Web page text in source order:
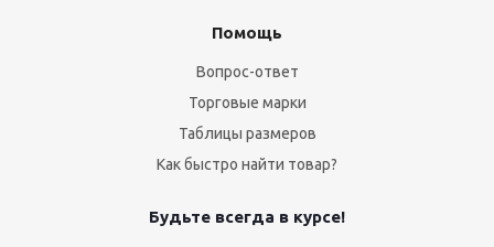
Помощь
Вопрос-ответ
Торговые марки
Таблицы размеров
Как быстро найти товар?
Будьте всегда в курсе!